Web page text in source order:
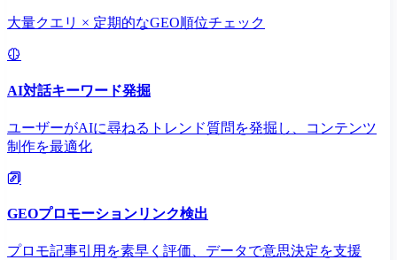
大量クエリ × 定期的なGEO順位チェック
AI対話キーワード発掘
ユーザーがAIに尋ねるトレンド質問を発掘し、コンテンツ
制作を最適化
GEOプロモーションリンク検出
プロモ記事引用を素早く評価、データで意思決定を支援